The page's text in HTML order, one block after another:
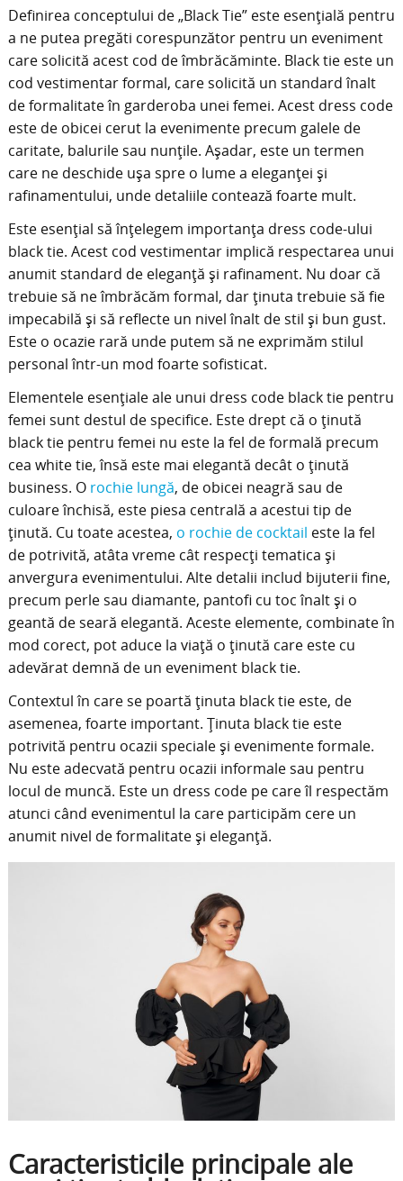
Definirea conceptului de „Black Tie” este esențială pentru
a ne putea pregăti corespunzător pentru un eveniment
care solicită acest cod de îmbrăcăminte. Black tie este un
cod vestimentar formal, care solicită un standard înalt
de formalitate în garderoba unei femei. Acest dress code
este de obicei cerut la evenimente precum galele de
caritate, balurile sau nunțile. Așadar, este un termen
care ne deschide ușa spre o lume a eleganței și
rafinamentului, unde detaliile contează foarte mult.
Este esențial să înțelegem importanța dress code-ului
black tie. Acest cod vestimentar implică respectarea unui
anumit standard de eleganță și rafinament. Nu doar că
trebuie să ne îmbrăcăm formal, dar ținuta trebuie să fie
impecabilă și să reflecte un nivel înalt de stil și bun gust.
Este o ocazie rară unde putem să ne exprimăm stilul
personal într-un mod foarte sofisticat.
Elementele esențiale ale unui dress code black tie pentru
femei sunt destul de specifice. Este drept că o ținută
black tie pentru femei nu este la fel de formală precum
cea white tie, însă este mai elegantă decât o ținută
business. O rochie lungă, de obicei neagră sau de
culoare închisă, este piesa centrală a acestui tip de
ținută. Cu toate acestea, o rochie de cocktail este la fel
de potrivită, atâta vreme cât respecți tematica și
anvergura evenimentului. Alte detalii includ bijuterii fine,
precum perle sau diamante, pantofi cu toc înalt și o
geantă de seară elegantă. Aceste elemente, combinate în
mod corect, pot aduce la viață o ținută care este cu
adevărat demnă de un eveniment black tie.
Contextul în care se poartă ținuta black tie este, de
asemenea, foarte important. Ținuta black tie este
potrivită pentru ocazii speciale și evenimente formale.
Nu este adecvată pentru ocazii informale sau pentru
locul de muncă. Este un dress code pe care îl respectăm
atunci când evenimentul la care participăm cere un
anumit nivel de formalitate și eleganță.
Caracteristicile principale ale